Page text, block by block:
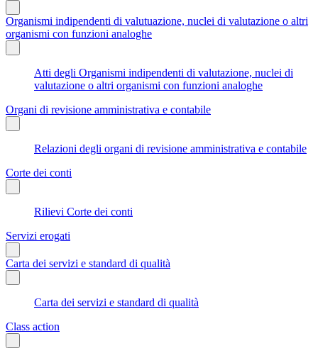
Organismi indipendenti di valutuazione, nuclei di valutazione o altri
organismi con funzioni analoghe
Atti degli Organismi indipendenti di valutazione, nuclei di
valutazione o altri organismi con funzioni analoghe
Organi di revisione amministrativa e contabile
Relazioni degli organi di revisione amministrativa e contabile
Corte dei conti
Rilievi Corte dei conti
Servizi erogati
Carta dei servizi e standard di qualità
Carta dei servizi e standard di qualità
Class action